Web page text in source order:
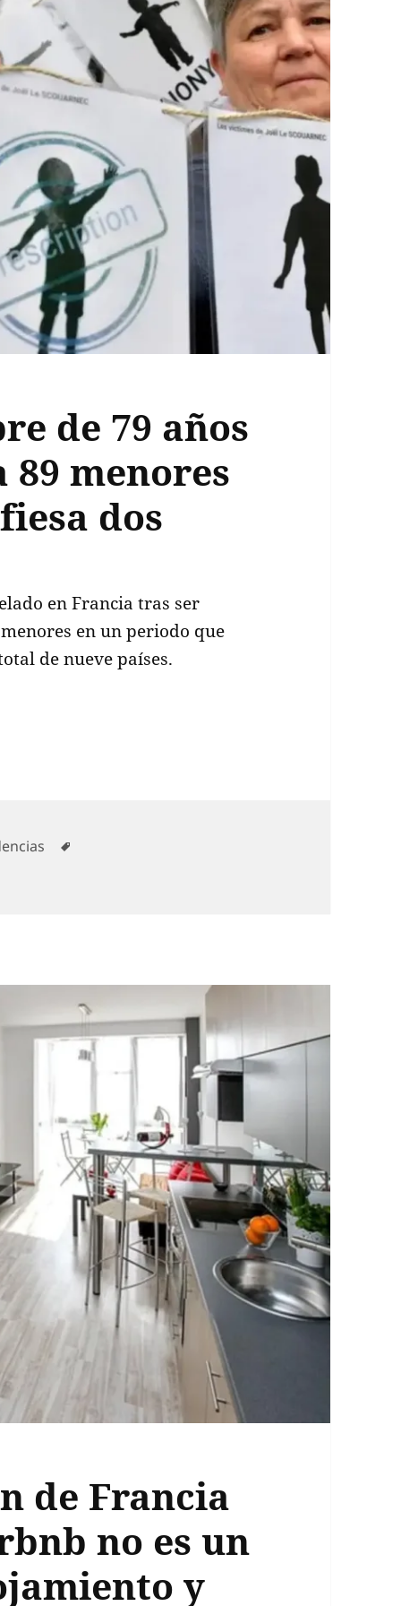
de 79 años
menores
dos
en Francia tras ser
en un periodo que
de nueve países.
79 años por violaciones a 89 menores en 9
de Francia
no es un
y